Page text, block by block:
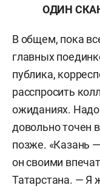
ОДИН
В общем, пока
главных
публика,
расспросить
ожиданиях. Надо
довольно точен
позже. «Казань
он своими
Татарстана. — Я